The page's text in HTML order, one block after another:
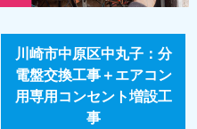
川崎市中原区中丸子：分
電盤交換工事＋エアコン
用専用コンセント増設工
事